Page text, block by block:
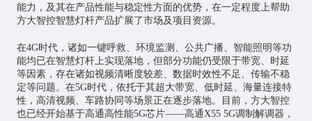
能力，及其在产品性能与稳定性方面的优势，在一定程度上帮助
方大智控智慧灯杆产品扩展了市场及项目资源。
在4G时代，诸如一键呼救、环境监测、公共广播、智能照明等功
能均已在智慧灯杆上实现落地，但部分功能仍受限于带宽、时延
等因素，存在诸如视频清晰度较差、数据时效性不足、传输不稳
定等问题。在5G时代，依托于其超大带宽、低时延、海量连接特
性，高清视频、车路协同等场景正在逐步落地。目前，方大智控
也已经开始基于高通高性能5G芯片——高通X55 5G调制解调器，